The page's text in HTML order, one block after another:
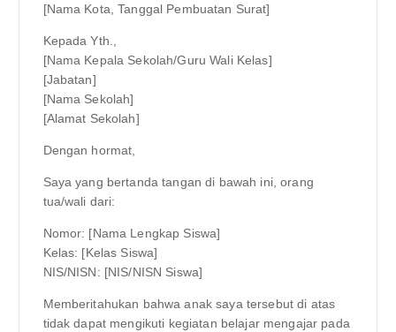
[Nama Kota, Tanggal Pembuatan Surat]
Kepada Yth.,
[Nama Kepala Sekolah/Guru Wali Kelas]
[Jabatan]
[Nama Sekolah]
[Alamat Sekolah]
Dengan hormat,
Saya yang bertanda tangan di bawah ini, orang
tua/wali dari:
Nomor: [Nama Lengkap Siswa]
Kelas: [Kelas Siswa]
NIS/NISN: [NIS/NISN Siswa]
Memberitahukan bahwa anak saya tersebut di atas
tidak dapat mengikuti kegiatan belajar mengajar pada